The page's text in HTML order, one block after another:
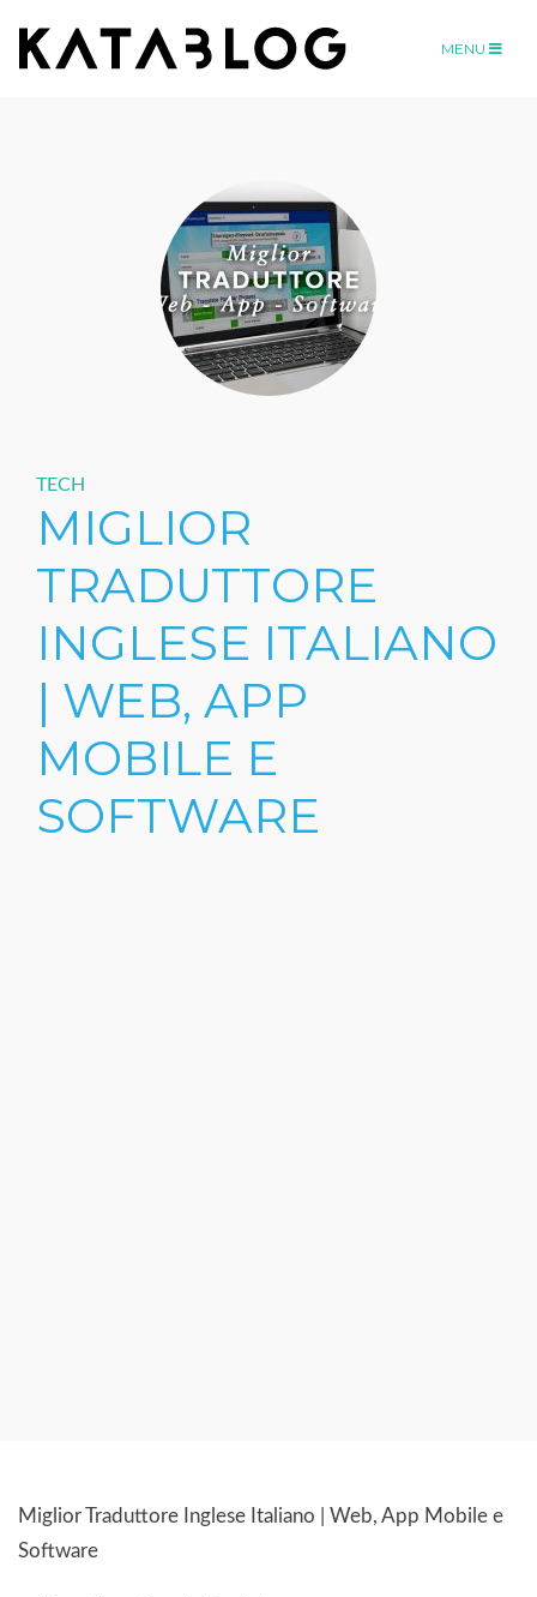
MENU
TECH
MIGLIOR
TRADUTTORE
INGLESE ITALIANO
| WEB, APP
MOBILE E
SOFTWARE
Miglior Traduttore Inglese Italiano | Web, App Mobile e
Software